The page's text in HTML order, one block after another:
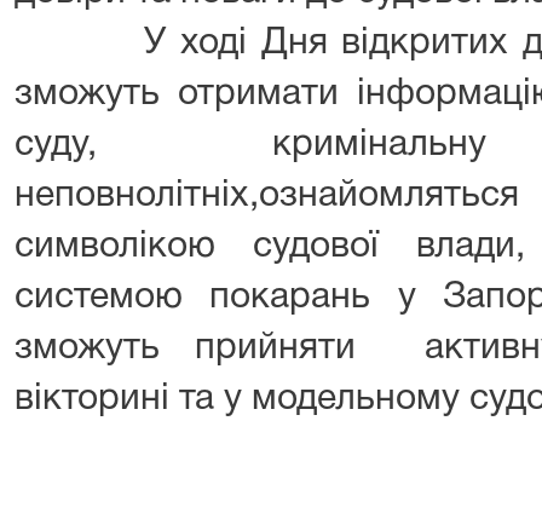
У ході Дня відкритих
зможуть отримати
суду, кримінальну
символікою судової
системою покарань у
зможуть прийняти
вікторині та у модельному